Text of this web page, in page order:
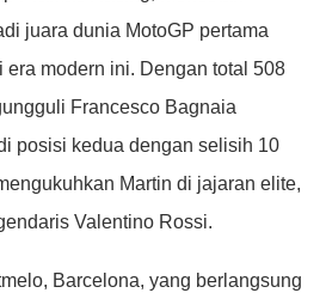
juara dunia MotoGP pertama
era modern ini. Dengan total 508
Francesco Bagnaia
posisi kedua dengan selisih 10
Martin di jajaran elite,
Valentino Rossi.
Barcelona, yang berlangsung